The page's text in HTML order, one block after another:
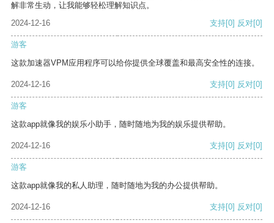
解非常生动，让我能够轻松理解知识点。
2024-12-16
支持[0] 反对[0]
游客
这款加速器VPM应用程序可以给你提供全球覆盖和最高安全性的连接。
2024-12-16 支持[0] 反对[0]
游客
这款app就像我的娱乐小助手，随时随地为我的娱乐提供帮助。
2024-12-16 支持[0] 反对[0]
游客
这款app就像我的私人助理，随时随地为我的办公提供帮助。
2024-12-16 支持[0] 反对[0]